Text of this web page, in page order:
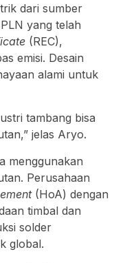
dari sumber
yang telah
(REC),
emisi. Desain
alami untuk
tambang bisa
jelas Aryo.
menggunakan
Perusahaan
(HoA) dengan
timbal dan
solder
global.